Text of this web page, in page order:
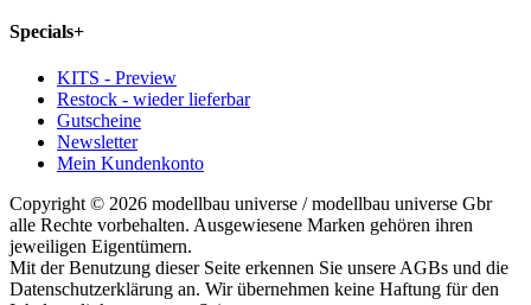
Specials+
KITS - Preview
Restock - wieder lieferbar
Gutscheine
Newsletter
Mein Kundenkonto
Copyright © 2026 modellbau universe / modellbau universe Gbr
alle Rechte vorbehalten. Ausgewiesene Marken gehören ihren
jeweiligen Eigentümern.
Mit der Benutzung dieser Seite erkennen Sie unsere AGBs und die
Datenschutzerklärung an. Wir übernehmen keine Haftung für den